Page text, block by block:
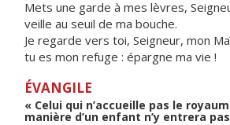
Mets une garde à mes lèvres,
veille au seuil de ma bouche.
Je regarde vers toi, Seigneur, mon
tu es mon refuge : épargne ma vie !
ÉVANGILE
« Celui qui n’accueille pas le
manière d’un enfant n’y entrera